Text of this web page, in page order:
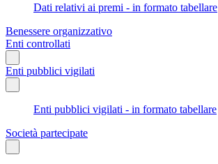
Dati relativi ai premi - in formato tabellare
Benessere organizzativo
Enti controllati
Enti pubblici vigilati
Enti pubblici vigilati - in formato tabellare
Società partecipate